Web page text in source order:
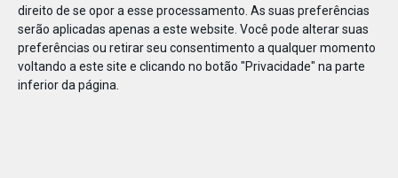
direito de se opor a esse processamento. As suas preferências
serão aplicadas apenas a este website. Você pode alterar suas
preferências ou retirar seu consentimento a qualquer momento
voltando a este site e clicando no botão "Privacidade" na parte
inferior da página.